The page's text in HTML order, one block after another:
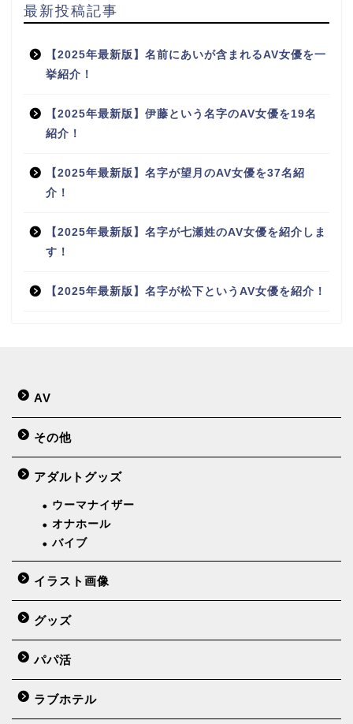
最新投稿記事
【2025年最新版】名前にあいが含まれるAV女優を一
挙紹介！
【2025年最新版】伊藤という名字のAV女優を19名
紹介！
【2025年最新版】名字が望月のAV女優を37名紹
介！
【2025年最新版】名字が七瀬姓のAV女優を紹介しま
す！
【2025年最新版】名字が松下というAV女優を紹介！
AV
その他
アダルトグッズ
ウーマナイザー
オナホール
バイブ
イラスト画像
グッズ
パパ活
ラブホテル